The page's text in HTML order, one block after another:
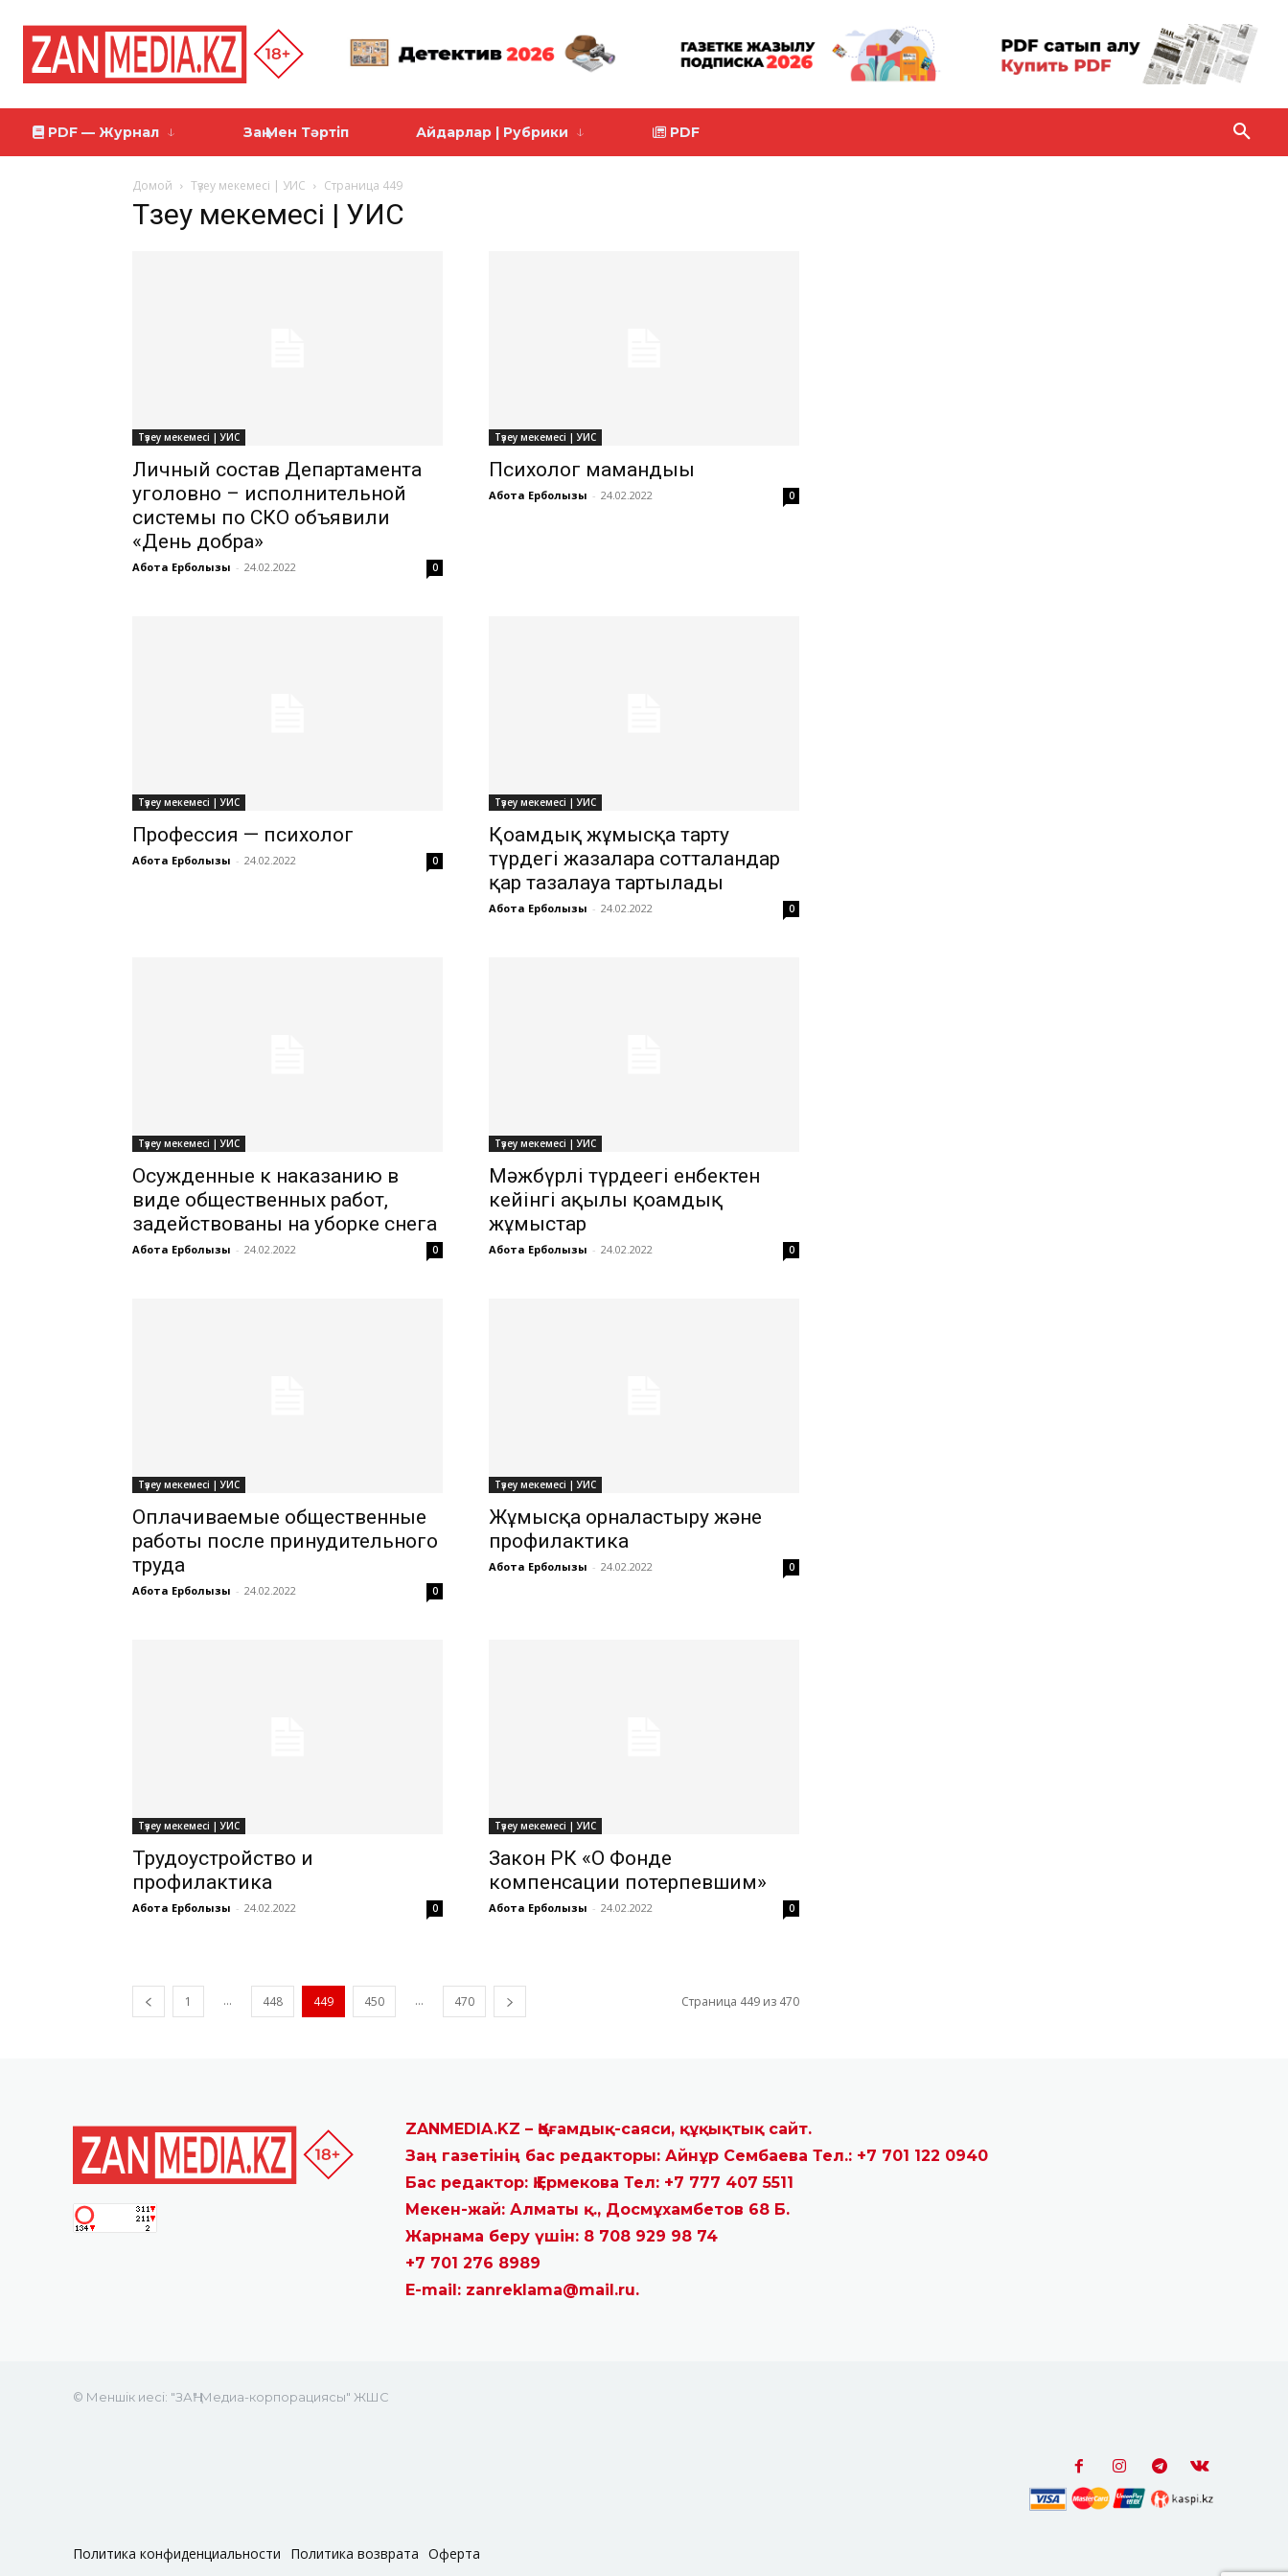
PDF — Журнал Заң Мен Тәртіп Айдарлар | Рубрики PDF
Домой Түзеу мекемесі | УИС Страница 449
Түзеу мекемесі | УИС
Түзеу мекемесі | УИС
Личный состав Департамента
уголовно – исполнительной
системы по СКО объявили
«День добра»
Ақбота Ерболқызы - 24.02.2022 0
Түзеу мекемесі | УИС
Психолог мамандығы
Ақбота Ерболқызы - 24.02.2022 0
Түзеу мекемесі | УИС
Профессия — психолог
Ақбота Ерболқызы - 24.02.2022 0
Түзеу мекемесі | УИС
Қоғамдық жұмысқа тарту
түрдегі жазаларға сотталғандар
қар тазалауға тартылады
Ақбота Ерболқызы - 24.02.2022 0
Түзеу мекемесі | УИС
Осужденные к наказанию в
виде общественных работ,
задействованы на уборке снега
Ақбота Ерболқызы - 24.02.2022 0
Түзеу мекемесі | УИС
Мәжбүрлі түрдеегі енбектен
кейінгі ақылы қоғамдық
жұмыстар
Ақбота Ерболқызы - 24.02.2022 0
Түзеу мекемесі | УИС
Оплачиваемые общественные
работы после принудительного
труда
Ақбота Ерболқызы - 24.02.2022 0
Түзеу мекемесі | УИС
Жұмысқа орналастыру және
профилактика
Ақбота Ерболқызы - 24.02.2022 0
Түзеу мекемесі | УИС
Трудоустройство и
профилактика
Ақбота Ерболқызы - 24.02.2022 0
Түзеу мекемесі | УИС
Закон РК «О Фонде
компенсации потерпевшим»
Ақбота Ерболқызы - 24.02.2022 0
1 ... 448 449 450 ... 470 Страница 449 из 470
ZANMEDIA.KZ – Қоғамдық-саяси, құқықтық сайт.
Заң газетінің бас редакторы: Айнұр Сембаева Тел.: +7 701 122 0940
Бас редактор: Қ.Ермекова Тел: +7 777 407 5511
Мекен-жай: Алматы қ., Досмұхамбетов 68 Б.
Жарнама беру үшін: 8 708 929 98 74
+7 701 276 8989
E-mail: zanreklama@mail.ru.
© Меншік иесі: "ЗАҢ" Медиа-корпорациясы" ЖШС
Политика конфиденциальности Политика возврата Оферта